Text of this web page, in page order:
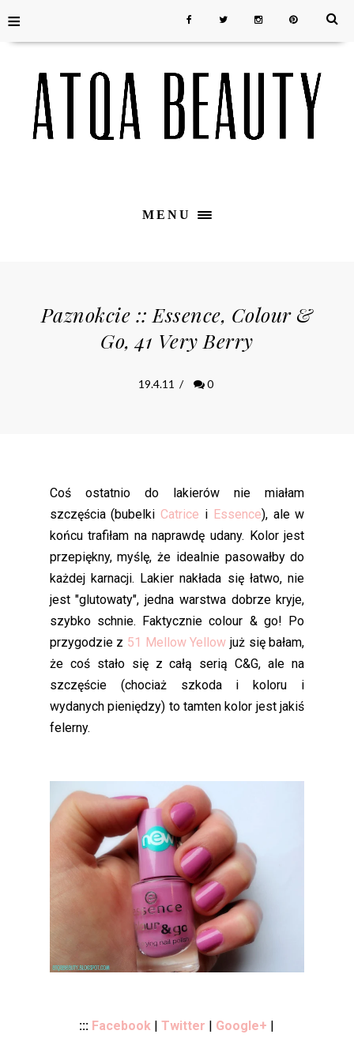
≡
MENU
Paznokcie :: Essence, Colour &
Go, 41 Very Berry
19.4.11 / 0
Coś ostatnio do lakierów nie miałam
szczęścia (bubelkiCatrice i Essence), ale w
końcu trafiłam na naprawdę udany. Kolor jest
przepiękny, myślę, że idealnie pasowałby do
każdej karnacji. Lakier nakłada się łatwo, nie
jest "glutowaty", jedna warstwa dobrze kryje,
szybko schnie. Faktycznie colour & go! Po
przygodzie z 51 Mellow Yellow już się bałam,
że coś stało się z całą serią C&G, ale na
szczęście (chociaż szkoda i koloru i
wydanych pieniędzy) to tamten kolor jest jakiś
felerny.
::: Facebook |Twitter | Google+ |